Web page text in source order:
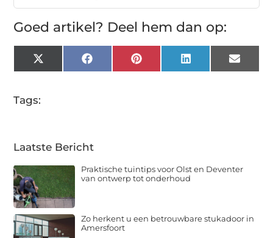
Goed artikel? Deel hem dan op:
X
(Twitter)
FacebookPinterestLinkedInEmail
Tags:
Laatste Bericht
Praktische tuintips voor Olst en Deventer
van ontwerp tot onderhoud
Zo herkent u een betrouwbare stukadoor in
Amersfoort